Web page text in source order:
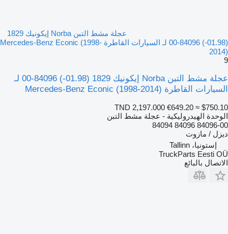
عجلة مشط التبن Norba إيكونيك 1829
(01.98-) 84096-00 لـ السيارات القاطرة Mercedes-Benz Econic (1998-
2014)
9
عجلة مشط التبن Norba إيكونيك 1829 (01.98-) 84096-00 لـ
السيارات القاطرة Mercedes-Benz Econic (1998-2014)
TND 2,197.000 €649.20 ≈ $750.10
الوحدة الهيدروليكية - عجلة مشط التبن
84096-00 84096 84094
ديزل / مازوت
إستونيا، Tallinn
TruckParts Eesti OÜ
الاتصال بالبائع